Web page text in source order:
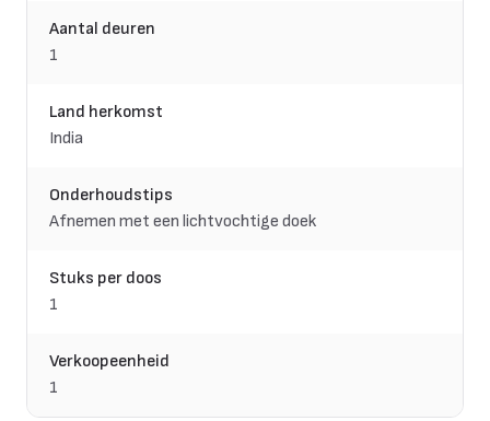
Aantal deuren
1
Land herkomst
India
Onderhoudstips
Afnemen met een lichtvochtige doek
Stuks per doos
1
Verkoopeenheid
1